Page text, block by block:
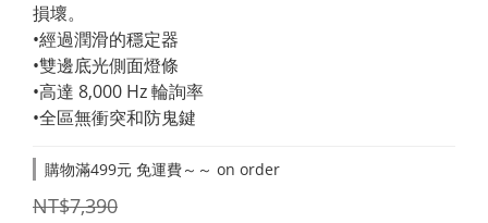
損壞。
•經過潤滑的穩定器
•雙邊底光側面燈條
•高達 8,000 Hz 輪詢率
•全區無衝突和防鬼鍵
購物滿499元 免運費～～ on order
NT$7,390